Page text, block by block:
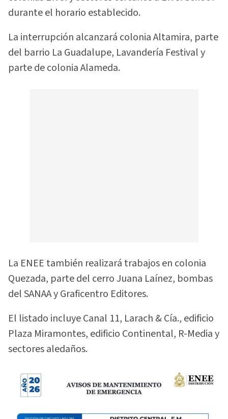
durante el horario establecido.
La interrupción alcanzará colonia Altamira, parte
del barrio La Guadalupe, Lavandería Festival y
parte de colonia Alameda.
La ENEE también realizará trabajos en colonia
Quezada, parte del cerro Juana Laínez, bombas
del SANAA y Graficentro Editores.
El listado incluye Canal 11, Larach & Cía., edificio
Plaza Miramontes, edificio Continental, R-Media y
sectores aledaños.